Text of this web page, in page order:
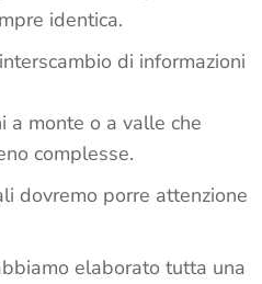
identica.
di informazioni
a monte o a valle che
complesse.
dovremo porre attenzione
elaborato tutta una